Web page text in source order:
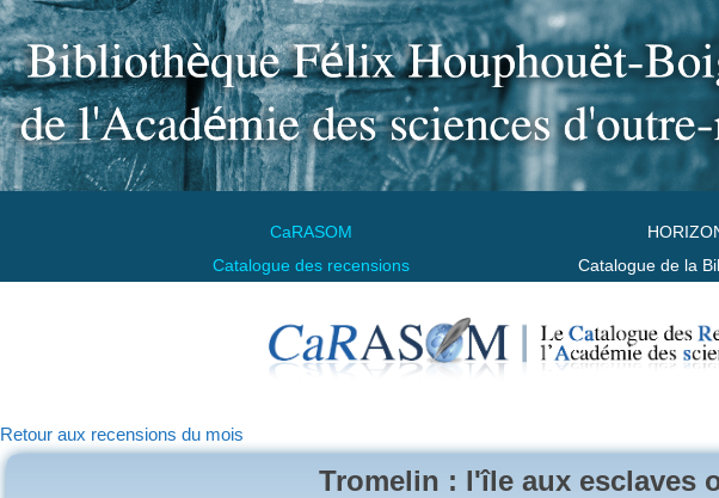
CaRASOM
Catalogue des recensions
Catalogue de la
Retour aux recensions du mois
Tromelin : l'île aux esclaves